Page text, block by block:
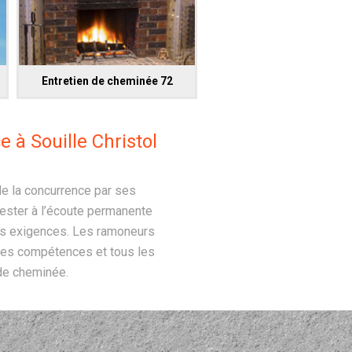
Entretien de cheminée 72
à Souille Christol
la concurrence par ses
à l’écoute permanente
exigences. Les ramoneurs
compétences et tous les
cheminée.